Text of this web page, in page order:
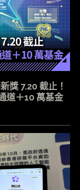
獎 7.20 截止！
道＋10 萬基金